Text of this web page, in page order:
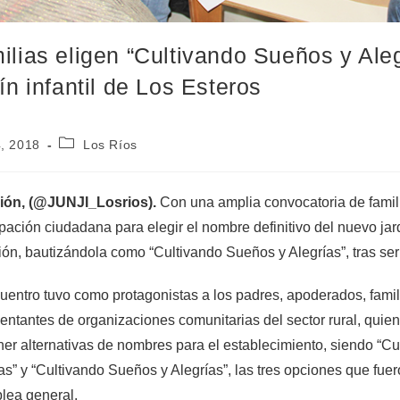
eligen “Cultivando Sueños y
infantil de Los Esteros
2018 Los Ríos
(@JUNJI_Losrios). Con una amplia convocatoria de
ciudadana para elegir el nombre definitivo del nuevo
bautizándola como “Cultivando Sueños y Alegrías”, tras
tuvo como protagonistas a los padres, apoderados,
de organizaciones comunitarias del sector rural,
alternativas de nombres para el establecimiento, siendo
y “Cultivando Sueños y Alegrías”, las tres opciones que
general.